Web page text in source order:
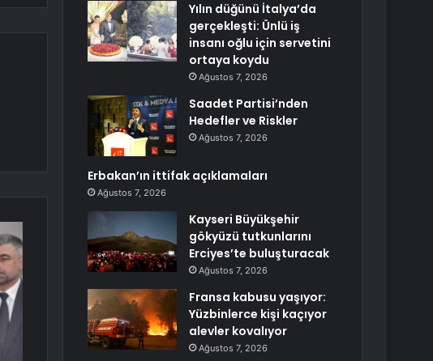
Yılın düğünü İtalya’da
gerçekleşti: Ünlü iş
insanı oğlu için servetini
ortaya koydu
Ağustos 7, 2026
Saadet Partisi’nden
Hedefler ve Riskler
Ağustos 7, 2026
Erbakan’ın ittifak açıklamaları
Ağustos 7, 2026
Kayseri Büyükşehir
gökyüzü tutkunlarını
Erciyes’te buluşturacak
Ağustos 7, 2026
Fransa kabusu yaşıyor:
Yüzbinlerce kişi kaçıyor
alevler kovalıyor
Ağustos 7, 2026